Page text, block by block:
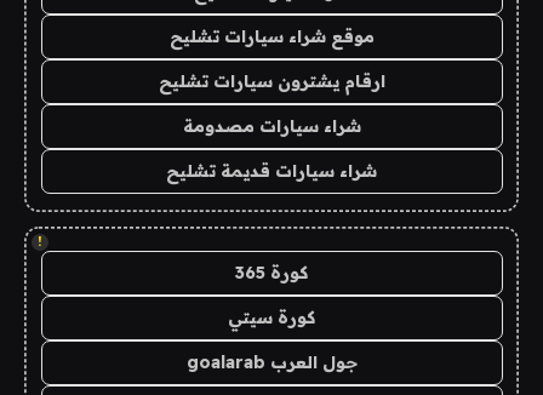
موقع شراء سيارات تشليح
ارقام يشترون سيارات تشليح
شراء سيارات مصدومة
شراء سيارات قديمة تشليح
!
كورة 365
كورة سيتي
جول العرب goalarab